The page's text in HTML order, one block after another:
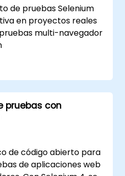
de pruebas Selenium
en proyectos reales
multi-navegador
de regresión con
de prueba e informes
Jenkins
pruebas con
de código abierto para
de aplicaciones web